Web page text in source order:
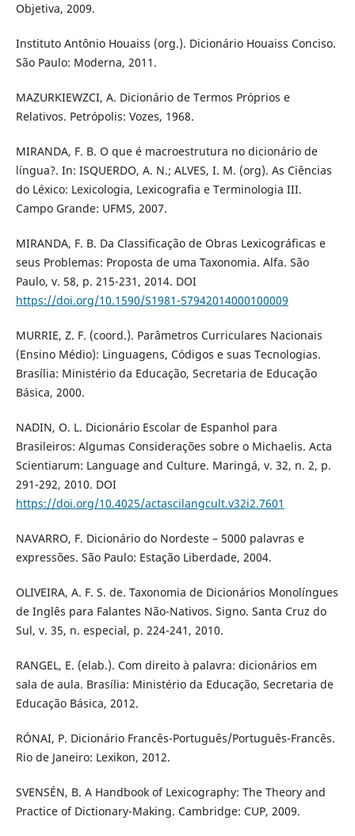
Objetiva, 2009.
Instituto Antônio Houaiss (org.). Dicionário Houaiss Conciso.
São Paulo: Moderna, 2011.
MAZURKIEWZCI, A. Dicionário de Termos Próprios e
Relativos. Petrópolis: Vozes, 1968.
MIRANDA, F. B. O que é macroestrutura no dicionário de
língua?. In: ISQUERDO, A. N.; ALVES, I. M. (org). As Ciências
do Léxico: Lexicologia, Lexicografia e Terminologia III.
Campo Grande: UFMS, 2007.
MIRANDA, F. B. Da Classificação de Obras Lexicográficas e
seus Problemas: Proposta de uma Taxonomia. Alfa. São
Paulo, v. 58, p. 215-231, 2014. DOI
https://doi.org/10.1590/S1981-57942014000100009
MURRIE, Z. F. (coord.). Parâmetros Curriculares Nacionais
(Ensino Médio): Linguagens, Códigos e suas Tecnologias.
Brasília: Ministério da Educação, Secretaria de Educação
Básica, 2000.
NADIN, O. L. Dicionário Escolar de Espanhol para
Brasileiros: Algumas Considerações sobre o Michaelis. Acta
Scientiarum: Language and Culture. Maringá, v. 32, n. 2, p.
291-292, 2010. DOI
https://doi.org/10.4025/actascilangcult.v32i2.7601
NAVARRO, F. Dicionário do Nordeste – 5000 palavras e
expressões. São Paulo: Estação Liberdade, 2004.
OLIVEIRA, A. F. S. de. Taxonomia de Dicionários Monolíngues
de Inglês para Falantes Não-Nativos. Signo. Santa Cruz do
Sul, v. 35, n. especial, p. 224-241, 2010.
RANGEL, E. (elab.). Com direito à palavra: dicionários em
sala de aula. Brasília: Ministério da Educação, Secretaria de
Educação Básica, 2012.
RÓNAI, P. Dicionário Francês-Português/Português-Francês.
Rio de Janeiro: Lexikon, 2012.
SVENSÉN, B. A Handbook of Lexicography: The Theory and
Practice of Dictionary-Making. Cambridge: CUP, 2009.